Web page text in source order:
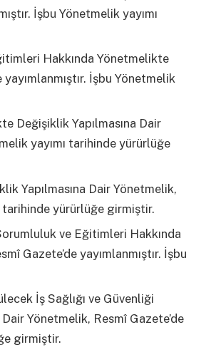
İşbu Yönetmelik yayımı
Hakkında Yönetmelikte
İşbu Yönetmelik
Değişiklik Yapılmasına Dair
yayımı tarihinde yürürlüğe
Yapılmasına Dair Yönetmelik,
tarihinde yürürlüğe girmiştir.
ve Eğitimleri Hakkında
Gazete’de yayımlanmıştır. İşbu
İş Sağlığı ve Güvenliği
Yönetmelik, Resmî Gazete’de
girmiştir.